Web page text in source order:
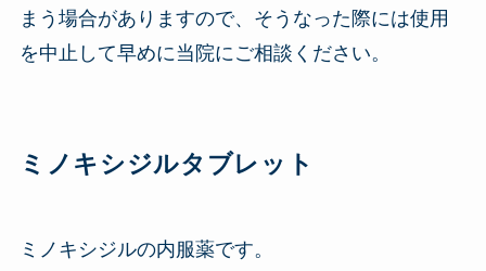
まう場合がありますので、そうなった際には使用
を中止して早めに当院にご相談ください。
ミノキシジルタブレット
ミノキシジルの内服薬です。